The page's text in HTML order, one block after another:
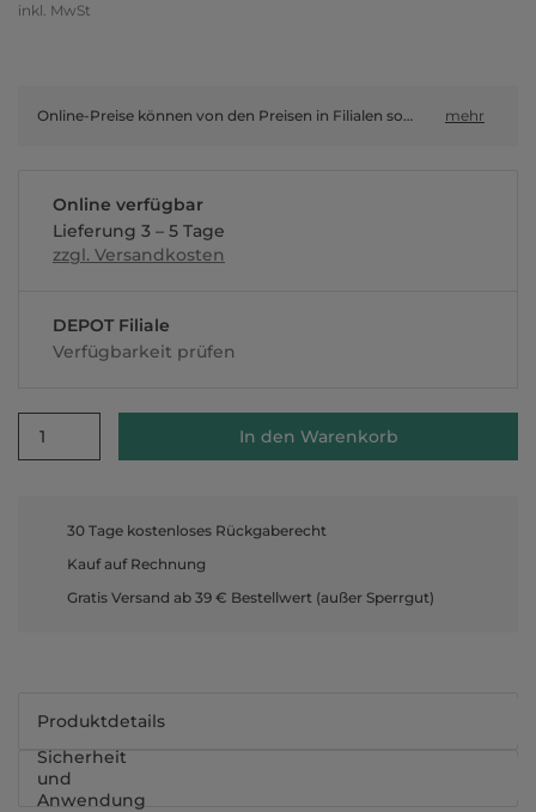
inkl. MwSt
Online-Preise können von den Preisen in Filialen sowie Shop-in-Shop-Flächen abweichen. mehr
Online verfügbar
Lieferung 3 – 5 Tage
zzgl. Versandkosten
DEPOT Filiale
Verfügbarkeit prüfen
1 In den Warenkorb
30 Tage kostenloses Rückgaberecht
Kauf auf Rechnung
Gratis Versand ab 39 € Bestellwert (außer Sperrgut)
Produktdetails
Sicherheit
und
Anwendung